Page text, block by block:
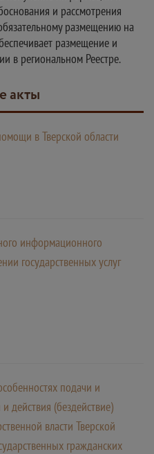
и рассмотрения
размещению на
размещение и
в региональном Реестре.
акты
в Тверской области
информационного
государственных услуг
подачи и
действия (бездействие)
власти Тверской
гражданских